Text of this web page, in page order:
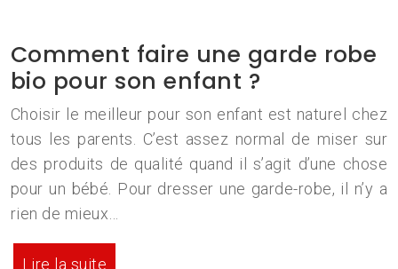
Comment faire une garde robe
bio pour son enfant ?
Choisir le meilleur pour son enfant est naturel chez
tous les parents. C’est assez normal de miser sur
des produits de qualité quand il s’agit d’une chose
pour un bébé. Pour dresser une garde-robe, il n’y a
rien de mieux…
Lire la suite